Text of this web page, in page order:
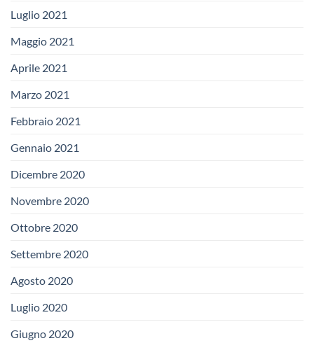
Luglio 2021
Maggio 2021
Aprile 2021
Marzo 2021
Febbraio 2021
Gennaio 2021
Dicembre 2020
Novembre 2020
Ottobre 2020
Settembre 2020
Agosto 2020
Luglio 2020
Giugno 2020